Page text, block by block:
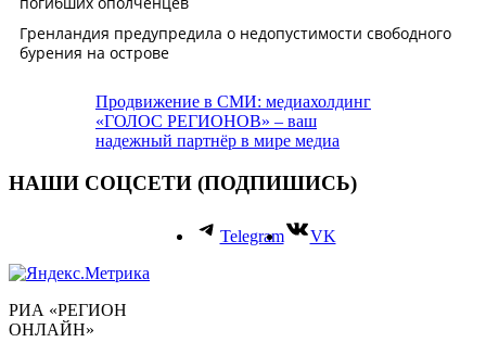
Продвижение в СМИ: медиахолдинг
«ГОЛОС РЕГИОНОВ» – ваш
надежный партнёр в мире медиа
НАШИ СОЦСЕТИ (ПОДПИШИСЬ)
Telegram VK
РИА «РЕГИОН
ОНЛАЙН»